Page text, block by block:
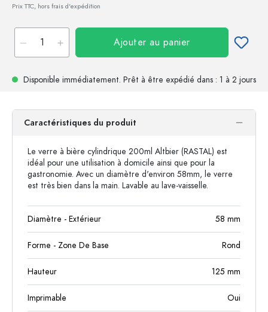
Prix TTC, hors frais d'expédition
Ajouter au panier
Disponible immédiatement. Prêt à être expédié dans : 1 à 2 jours
Caractéristiques du produit
Le verre à bière cylindrique 200ml Altbier (RASTAL) est
idéal pour une utilisation à domicile ainsi que pour la
gastronomie. Avec un diamètre d'environ 58mm, le verre
est très bien dans la main. Lavable au lave-vaisselle.
Diamètre - Extérieur 58 mm
Forme - Zone De Base Rond
Hauteur 125 mm
Imprimable Oui